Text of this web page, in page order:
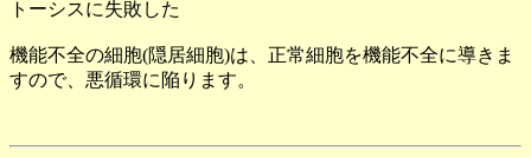
トーシスに失敗した
機能不全の細胞(隠居細胞)は、正常細胞を機能不全に導きま
すので、悪循環に陥ります。